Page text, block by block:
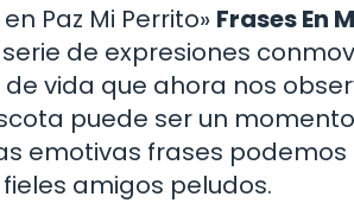
Paz Mi Perrito» Frases En
de expresiones
vida que ahora nos
puede ser un
emotivas frases
amigos peludos.